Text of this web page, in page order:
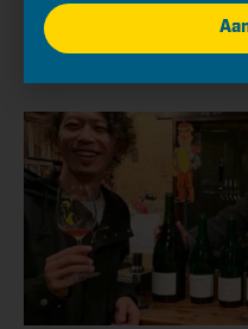
Onder De Nollen liggen nog
Wint maakte ze onderdeel